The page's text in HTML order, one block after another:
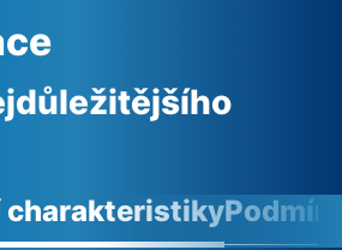
charakteristiky